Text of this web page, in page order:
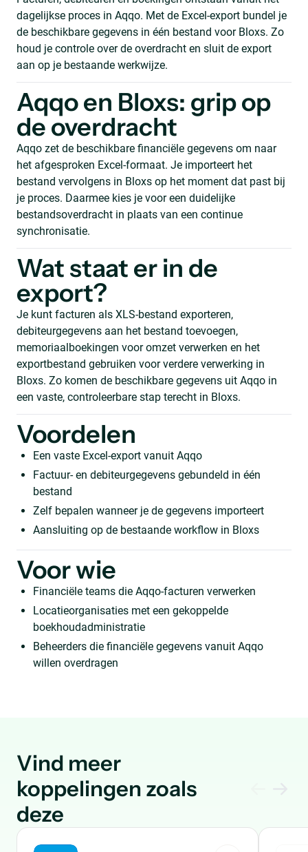
dagelijkse proces in Aqqo. Met de Excel-export bundel je
de beschikbare gegevens in één bestand voor Bloxs. Zo
houd je controle over de overdracht en sluit de export
aan op je bestaande werkwijze.
Aqqo en Bloxs: grip op
de overdracht
Aqqo zet de beschikbare financiële gegevens om naar
het afgesproken Excel-formaat. Je importeert het
bestand vervolgens in Bloxs op het moment dat past bij
je proces. Daarmee kies je voor een duidelijke
bestandsoverdracht in plaats van een continue
synchronisatie.
Wat staat er in de
export?
Je kunt facturen als XLS-bestand exporteren,
debiteurgegevens aan het bestand toevoegen,
memoriaalboekingen voor omzet verwerken en het
exportbestand gebruiken voor verdere verwerking in
Bloxs. Zo komen de beschikbare gegevens uit Aqqo in
een vaste, controleerbare stap terecht in Bloxs.
Voordelen
Een vaste Excel-export vanuit Aqqo
Factuur- en debiteurgegevens gebundeld in één
bestand
Zelf bepalen wanneer je de gegevens importeert
Aansluiting op de bestaande workflow in Bloxs
Voor wie
Financiële teams die Aqqo-facturen verwerken
Locatieorganisaties met een gekoppelde
boekhoudadministratie
Beheerders die financiële gegevens vanuit Aqqo
willen overdragen
Vind meer
koppelingen zoals
deze